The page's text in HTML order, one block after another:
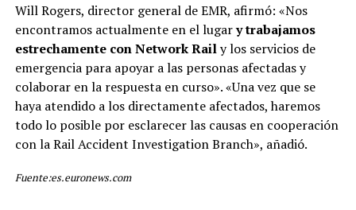
Will Rogers, director general de EMR, afirmó: «Nos
encontramos actualmente en el lugary trabajamos
estrechamente con Network Raily los servicios de
emergencia para apoyar a las personas afectadas y
colaborar en la respuesta en curso». «Una vez que se
haya atendido a los directamente afectados, haremos
todo lo posible por esclarecer las causas en cooperación
con la Rail Accident Investigation Branch», añadió.
Fuente:es.euronews.com